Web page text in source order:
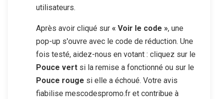
utilisateurs.
Après avoir cliqué sur « Voir le code », une
pop-up s'ouvre avec le code de réduction. Une
fois testé, aidez-nous en votant : cliquez sur le
Pouce vert si la remise a fonctionné ou sur le
Pouce rouge si elle a échoué. Votre avis
fiabilise mescodespromo.fr et contribue à